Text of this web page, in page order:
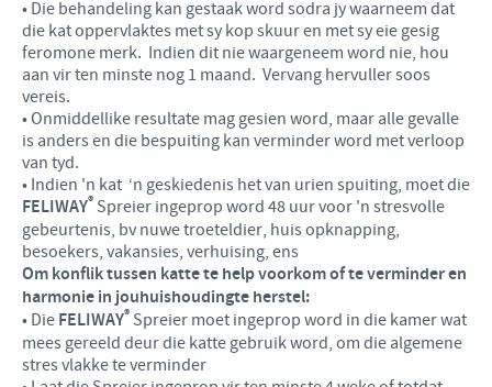
• Die behandeling kan gestaak word sodra jy waarneem dat
die kat oppervlaktes met sy kop skuur en met sy eie gesig
feromone merk. Indien dit nie waargeneem word nie, hou
aan vir ten minste nog 1 maand. Vervang hervuller soos
vereis.
• Onmiddellike resultate mag gesien word, maar alle gevalle
is anders en die bespuiting kan verminder word met verloop
van tyd.
• Indien 'n kat ‘n geskiedenis het van urien spuiting, moet die
FELIWAY® Spreier ingeprop word 48 uur voor 'n stresvolle
gebeurtenis, bv nuwe troeteldier, huis opknapping,
besoekers, vakansies, verhuising, ens
Om konflik tussen katte te help voorkom of te verminder en
harmonie in jouhuishoudingte herstel:
• Die FELIWAY® Spreier moet ingeprop word in die kamer wat
mees gereeld deur die katte gebruik word, om die algemene
stres vlakke te verminder